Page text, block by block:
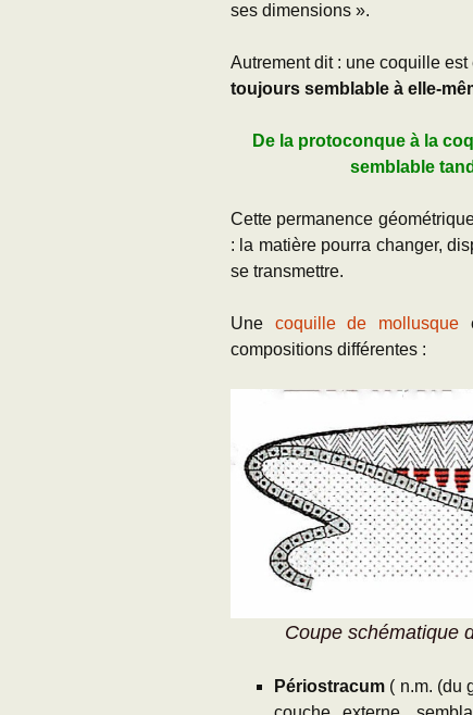
ses dimensions ».
Autrement dit : une coquille
toujours semblable à elle-
De la protoconque à la
semblable
Cette permanence
: la matière pourra changer,
se transmettre.
Une coquille de mollusque
compositions différentes :
Coupe schématique
Périostracum ( n.m. (du